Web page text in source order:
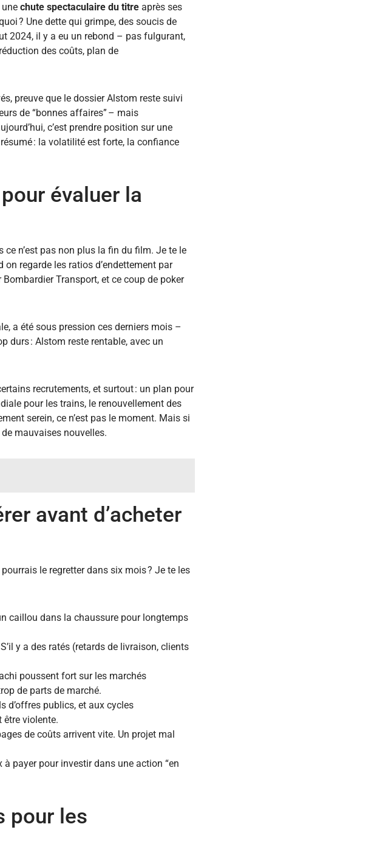
une chute spectaculaire du titre après ses
? Une dette qui grimpe, des soucis de
2024, il y a eu un rebond – pas fulgurant,
des coûts, plan de
preuve que le dossier Alstom reste suivi
de “bonnes affaires” – mais
c’est prendre position sur une
: la volatilité est forte, la confiance
évaluer la
ce n’est pas non plus la fin du film. Je te le
regarde les ratios d’endettement par
Transport, et ce coup de poker
a été sous pression ces derniers mois –
durs : Alstom reste rentable, avec un
recrutements, et surtout : un plan pour
pour les trains, le renouvellement des
serein, ce n’est pas le moment. Mais si
mauvaises nouvelles.
avant d’acheter
le regretter dans six mois ? Je te les
caillou dans la chaussure pour longtemps
y a des ratés (retards de livraison, clients
poussent fort sur les marchés
de parts de marché.
d’offres publics, et aux cycles
être violente.
de coûts arrivent vite. Un projet mal
payer pour investir dans une action “en
pour les